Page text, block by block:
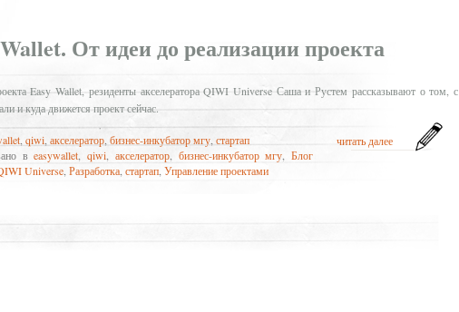
От идеи до реализации проекта
Easy Wallet, резиденты акселератора QIWI Universe Саша и Рустем рассказывают о том, с
и куда движется проект сейчас.
qiwi акселератор бизнес-инкубатор мгу стартап
вeasywallet ,qiwi акселератор, бизнес-инкубатор мгу ,Блог
Universe Разработка стартап Управление проектами
читать далее